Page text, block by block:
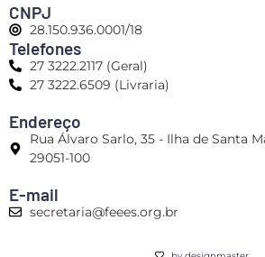
CNPJ
28.150.936.0001/18
Telefones
27 3222.2117 (Geral)
27 3222.6509 (Livraria)
Endereço
Rua Álvaro Sarlo, 35 - Ilha de Santa
29051-100
E-mail
secretaria@feees.org.br